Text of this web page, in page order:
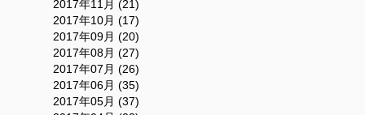
2017年11月 (21)
2017年10月 (17)
2017年09月 (20)
2017年08月 (27)
2017年07月 (26)
2017年06月 (35)
2017年05月 (37)